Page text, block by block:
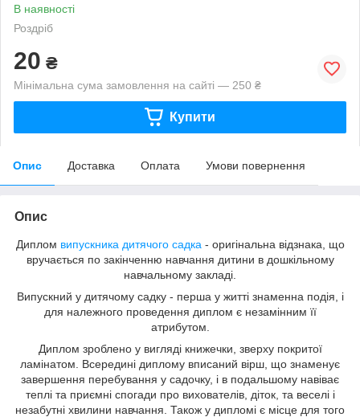
В наявності
Роздріб
20 ₴
Мінімальна сума замовлення на сайті — 250 ₴
Купити
Опис Доставка Оплата Умови повернення
Опис
Диплом випускника дитячого садка - оригінальна відзнака, що
вручається по закінченню навчання дитини в дошкільному
навчальному закладі.
Випускний у дитячому садку - перша у житті знаменна подія, і
для належного проведення диплом є незамінним її
атрибутом.
Диплом зроблено у вигляді книжечки, зверху покритої
ламінатом. Всередині диплому вписаний вірш, що знаменує
завершення перебування у садочку, і в подальшому навіває
теплі та приємні спогади про вихователів, діток, та веселі і
незабутні хвилини навчання. Також у дипломі є місце для того